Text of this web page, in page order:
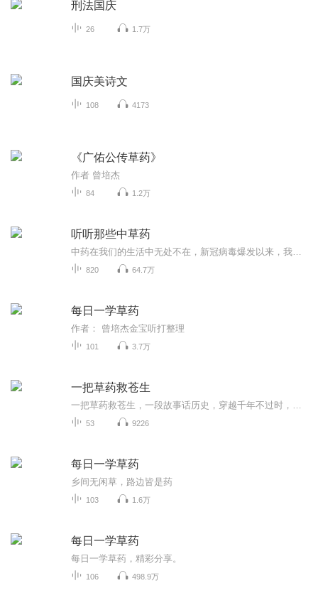
刑法国庆
26 1.7万
国庆美诗文
108 4173
《广佑公传草药》
作者 曾培杰
84 1.2万
听听那些中草药
820 64.7万
每日一学草药
作者： 曾培杰金宝听打整理
101 3.7万
一把草药救苍生
53 9226
每日一学草药
乡间无闲草，路边皆是药
103 1.6万
每日一学草药
每日一学草药，精彩分享。
106 498.9万